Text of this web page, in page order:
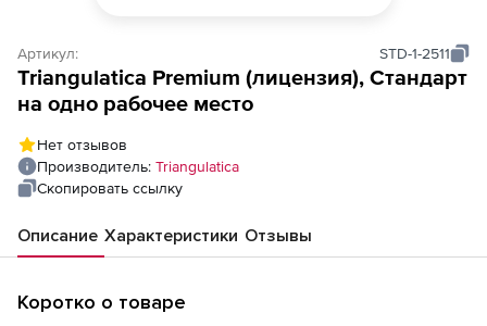
Артикул: STD-1-2511
Triangulatica Premium (лицензия), Стандарт
на одно рабочее место
Нет отзывов
Производитель: Triangulatica
Скопировать ссылку
Описание Характеристики Отзывы
Коротко о товаре